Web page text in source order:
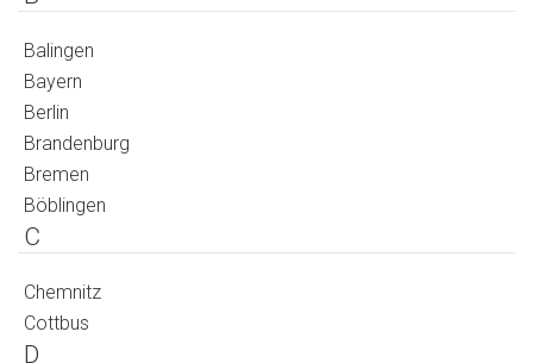
Balingen
Bayern
Berlin
Brandenburg
Bremen
Böblingen
C
Chemnitz
Cottbus
D